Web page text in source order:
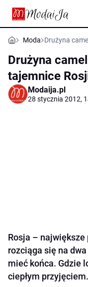
Moda Drużyna
Drużyna
tajemnice
Modaija.pl
28 stycznia 2012,
Rosja –
rozciąga się na
mieć końca. Gdzie
ciepłym przyjęciem.